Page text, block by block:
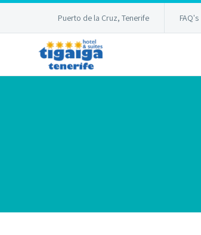
Puerto de la Cruz, Tenerife FAQ's